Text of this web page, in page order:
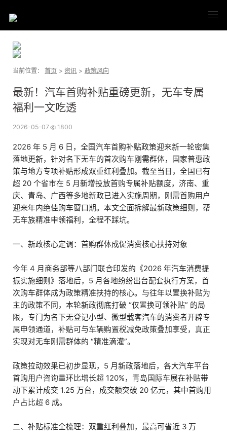
当前位置：首页 > 资讯 > 政策风向
最新！汽车首购补贴重磅更新，无车专属
福利一文吃透
2026-05-07 1800
2026 年 5 月 6 日，全国汽车首购补贴政策迎来新一轮密集
落地更新，针对名下无车的首次购车刚需群体，国家普惠政
策与地方专项补贴形成双重红利叠加。截至当日，全国已有
超 20 个省市在 5 月新增投放首购专属补贴额度，济南、重
庆、青岛、广西等多地新政已进入实施周期，刚需首购用户
迎来年内绝佳购车窗口期。本文全面拆解最新政策细则，帮
无车族精准申领福利，全程不踩坑。
一、新政核心定调：首购群体成促消费核心扶持对象
今年 4 月商务部等八部门联合印发的《2026 年汽车消费提
振实施细则》落地后，5 月各地纷纷出台配套执行方案，首
次购车群体成为政策精准扶持的核心。与往年以置换补贴为
主的政策不同，本轮新政彻底打破 “仅置换可领补贴” 的局
限，专门为名下无登记小型、微型载客汽车的消费者开辟专
属申领通道，补贴可与车辆购置税减免政策叠加享受，真正
实现对无车刚需群体的 “精准滴灌”。
政策拉动效果已初步显现，5 月新政落地后，各大汽车平台
首购用户咨询量环比增长超 120%，青岛国际车展在补贴带
动下累计成交 1.25 万台，成交额突破 20 亿元，其中首购用
户占比超 6 成。
二、补贴标准全梳理：双重红利叠加，最高可省近 3 万